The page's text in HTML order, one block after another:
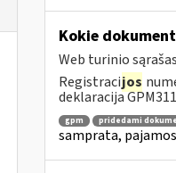
Kokie
Web turinio sąrašas
Registracijos
deklaracija
gpm pridedami
samprata,